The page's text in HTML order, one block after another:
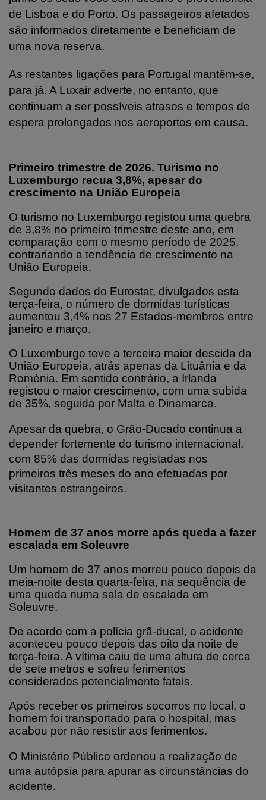
de Lisboa e do Porto. Os passageiros afetados
são informados diretamente e beneficiam de
uma nova reserva.
As restantes ligações para Portugal mantêm-se,
para já. A Luxair adverte, no entanto, que
continuam a ser possíveis atrasos e tempos de
espera prolongados nos aeroportos em causa.
Primeiro trimestre de 2026. Turismo no
Luxemburgo recua 3,8%, apesar do
crescimento na União Europeia
O turismo no Luxemburgo registou uma quebra
de 3,8% no primeiro trimestre deste ano, em
comparação com o mesmo período de 2025,
contrariando a tendência de crescimento na
União Europeia.
Segundo dados do Eurostat, divulgados esta
terça-feira, o número de dormidas turísticas
aumentou 3,4% nos 27 Estados-membros entre
janeiro e março.
O Luxemburgo teve a terceira maior descida da
União Europeia, atrás apenas da Lituânia e da
Roménia. Em sentido contrário, a Irlanda
registou o maior crescimento, com uma subida
de 35%, seguida por Malta e Dinamarca.
Apesar da quebra, o Grão-Ducado continua a
depender fortemente do turismo internacional,
com 85% das dormidas registadas nos
primeiros três meses do ano efetuadas por
visitantes estrangeiros.
Homem de 37 anos morre após queda a fazer
escalada em Soleuvre
Um homem de 37 anos morreu pouco depois da
meia-noite desta quarta-feira, na sequência de
uma queda numa sala de escalada em
Soleuvre.
De acordo com a polícia grã-ducal, o acidente
aconteceu pouco depois das oito da noite de
terça-feira. A vítima caiu de uma altura de cerca
de sete metros e sofreu ferimentos
considerados potencialmente fatais.
Após receber os primeiros socorros no local, o
homem foi transportado para o hospital, mas
acabou por não resistir aos ferimentos.
O Ministério Público ordenou a realização de
uma autópsia para apurar as circunstâncias do
acidente.